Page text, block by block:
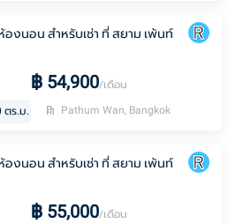
องนอน สำหรับเช่า ที่ สยาม เพ้นท์
฿ 54,900/เดือน
ตร.ม. Pathum Wan, Bangkok
องนอน สำหรับเช่า ที่ สยาม เพ้นท์
฿ 55,000/เดือน